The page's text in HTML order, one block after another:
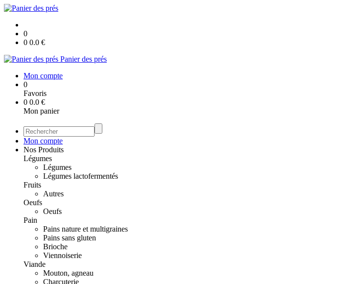
0
0 0.0 €
Panier des prés
Mon compte
0
Favoris
0 0.0 €
Mon panier
Mon compte
Nos Produits
Légumes
Légumes
Légumes lactofermentés
Fruits
Autres
Oeufs
Oeufs
Pain
Pains nature et multigraines
Pains sans gluten
Brioche
Viennoiserie
Viande
Mouton, agneau
Charcuterie